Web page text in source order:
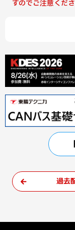
すのでご注意くださ
過去